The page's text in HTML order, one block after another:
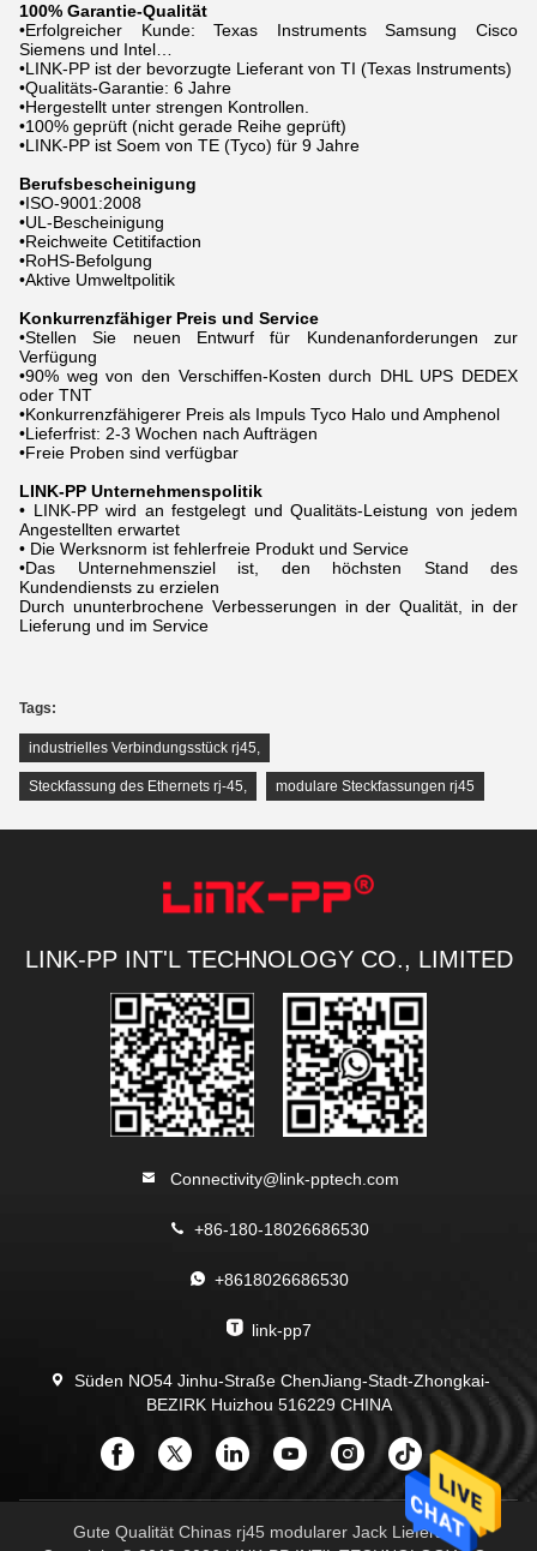
100% Garantie-Qualität
•Erfolgreicher Kunde: Texas Instruments Samsung Cisco
Siemens und Intel…
•LINK-PP ist der bevorzugte Lieferant von TI (Texas Instruments)
•Qualitäts-Garantie: 6 Jahre
•Hergestellt unter strengen Kontrollen.
•100% geprüft (nicht gerade Reihe geprüft)
•LINK-PP ist Soem von TE (Tyco) für 9 Jahre
Berufsbescheinigung
•ISO-9001:2008
•UL-Bescheinigung
•Reichweite Cetitifaction
•RoHS-Befolgung
•Aktive Umweltpolitik
Konkurrenzfähiger Preis und Service
•Stellen Sie neuen Entwurf für Kundenanforderungen zur
Verfügung
•90% weg von den Verschiffen-Kosten durch DHL UPS DEDEX
oder TNT
•Konkurrenzfähigerer Preis als Impuls Tyco Halo und Amphenol
•Lieferfrist: 2-3 Wochen nach Aufträgen
•Freie Proben sind verfügbar
LINK-PP Unternehmenspolitik
• LINK-PP wird an festgelegt und Qualitäts-Leistung von jedem
Angestellten erwartet
• Die Werksnorm ist fehlerfreie Produkt und Service
•Das Unternehmensziel ist, den höchsten Stand des
Kundendiensts zu erzielen
Durch ununterbrochene Verbesserungen in der Qualität, in der
Lieferung und im Service
Tags:
industrielles Verbindungsstück rj45,
Steckfassung des Ethernets rj-45, modulare Steckfassungen rj45
LINK-PP INT'L TECHNOLOGY CO., LIMITED
Connectivity@link-pptech.com
+86-180-18026686530
+8618026686530
link-pp7
Süden NO54 Jinhu-Straße ChenJiang-Stadt-Zhongkai-
BEZIRK Huizhou 516229 CHINA
Gute Qualität Chinas rj45 modularer Jack Lieferant.